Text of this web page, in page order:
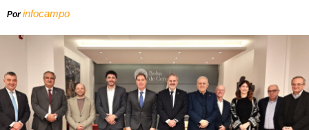
Porinfocampo